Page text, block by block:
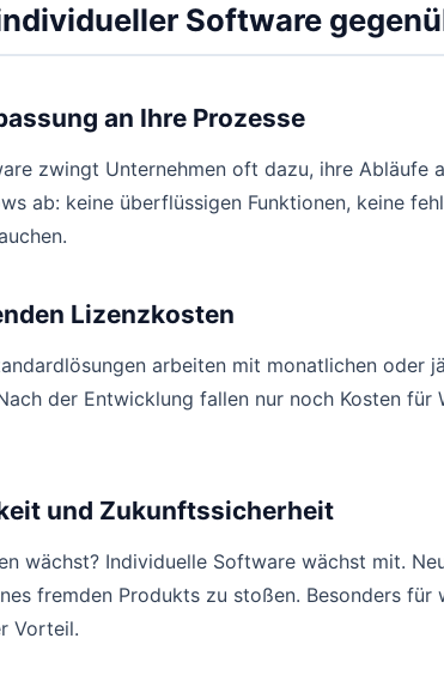
Software
an Ihre Prozesse
zwingt Unternehmen oft dazu, ihre
ab: keine überflüssigen Funktionen, keine
Lizenzkosten
arbeiten mit monatlichen oder
der Entwicklung fallen nur noch Kosten
und Zukunftssicherheit
wächst? Individuelle Software wächst mit.
fremden Produkts zu stoßen. Besonders
Vorteil.